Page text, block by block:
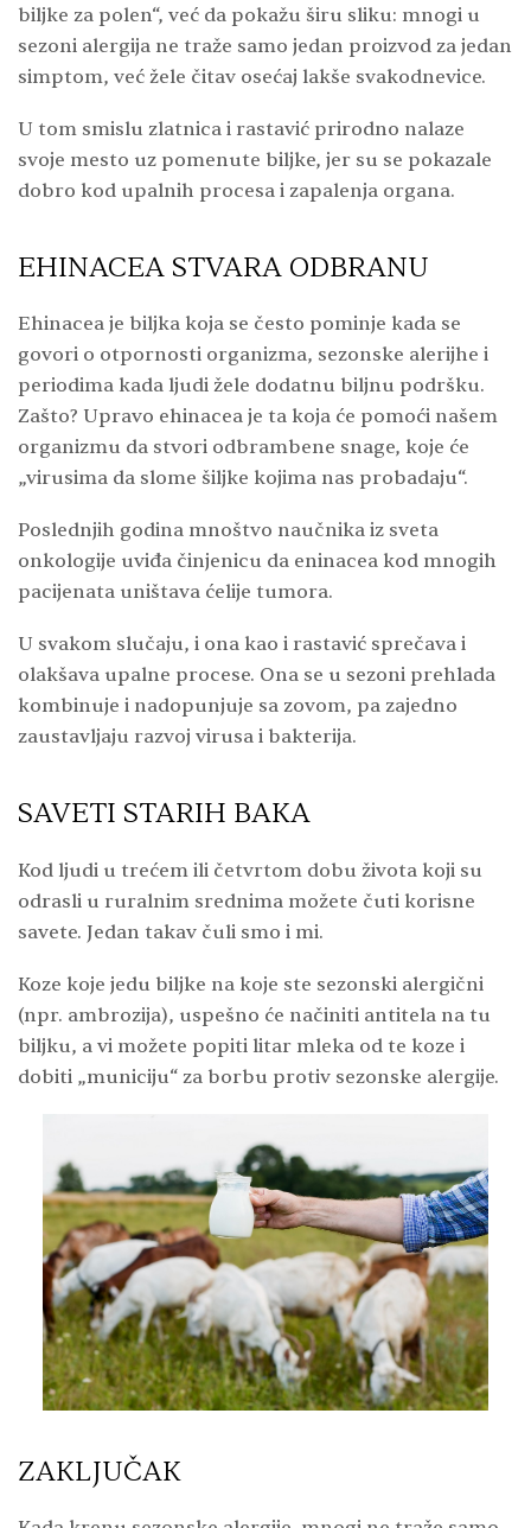
biljke za polen“, već da pokažu širu sliku: mnogi u
sezoni alergija ne traže samo jedan proizvod za jedan
simptom, već žele čitav osećaj lakše svakodnevice.
U tom smislu zlatnica i rastavić prirodno nalaze
svoje mesto uz pomenute biljke, jer su se pokazale
dobro kod upalnih procesa i zapalenja organa.
EHINACEA STVARA ODBRANU
Ehinacea je biljka koja se često pominje kada se
govori o otpornosti organizma, sezonske alerijhe i
periodima kada ljudi žele dodatnu biljnu podršku.
Zašto? Upravo ehinacea je ta koja će pomoći našem
organizmu da stvori odbrambene snage, koje će
„virusima da slome šiljke kojima nas probadaju“.
Poslednjih godina mnoštvo naučnika iz sveta
onkologije uviđa činjenicu da eninacea kod mnogih
pacijenata uništava ćelije tumora.
U svakom slučaju, i ona kao i rastavić sprečava i
olakšava upalne procese. Ona se u sezoni prehlada
kombinuje i nadopunjuje sa zovom, pa zajedno
zaustavljaju razvoj virusa i bakterija.
SAVETI STARIH BAKA
Kod ljudi u trećem ili četvrtom dobu života koji su
odrasli u ruralnim srednima možete čuti korisne
savete. Jedan takav čuli smo i mi.
Koze koje jedu biljke na koje ste sezonski alergični
(npr. ambrozija), uspešno će načiniti antitela na tu
biljku, a vi možete popiti litar mleka od te koze i
dobiti „municiju“ za borbu protiv sezonske alergije.
ZAKLJUČAK